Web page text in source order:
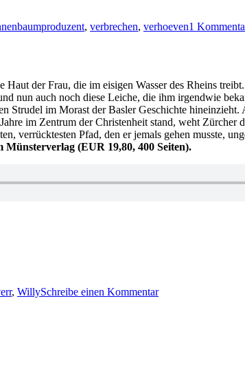
, verbrechen, verhoeven1
der Frau, die im eisigen Wasser des Rheins
nun auch noch diese Leiche, die ihm irgendwie
Strudel im Morast der Basler Geschichte hineinzieht.
im Zentrum der Christenheit stand, weht Zürcher
verrücktesten Pfad, den er jemals gehen musste,
(EUR 19,80, 400 Seiten).
, WillySchreibe einen Kommentar554: